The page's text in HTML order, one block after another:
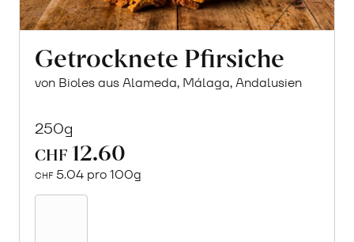
Getrocknete Pfirsiche
von Bioles aus Alameda, Málaga, Andalusien
250g
CHF 12.60
CHF 5.04 pro 100g